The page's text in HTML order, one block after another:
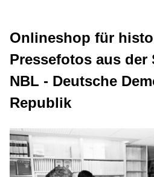
Onlineshop für
Pressefotos aus der
NBL - Deutsche
Republik